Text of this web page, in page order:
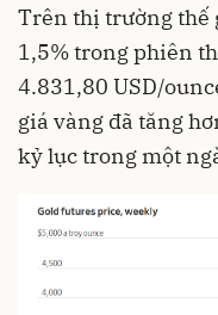
Trên thị trường thế
1,5% trong phiên
4.831,80 USD/
giá vàng đã tăng
kỷ lục trong một